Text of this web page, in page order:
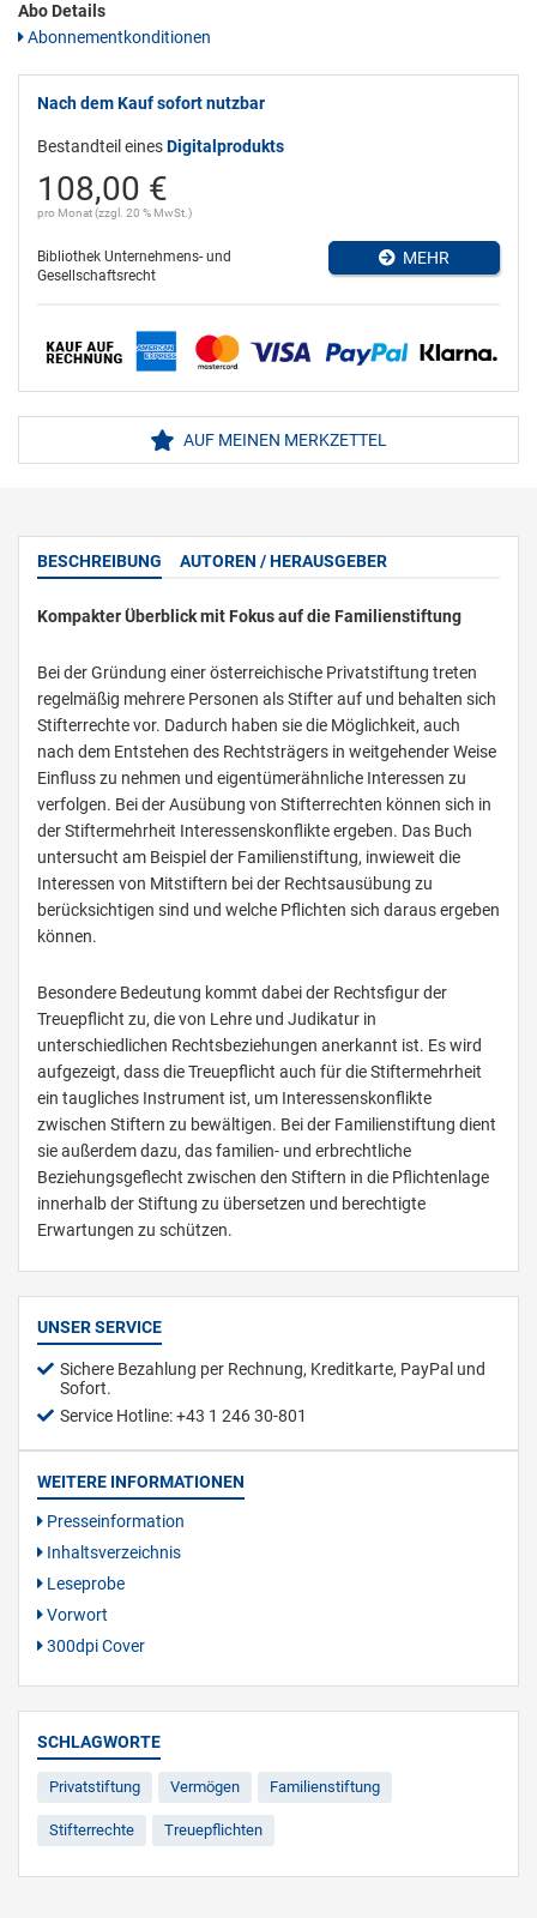
Abo Details
Abonnementkonditionen
Nach dem Kauf sofort nutzbar
Bestandteil einesDigitalprodukts
108,00 €
pro Monat (zzgl. 20 % MwSt.)
Bibliothek Unternehmens- und
Gesellschaftsrecht
MEHR
AUF MEINEN MERKZETTEL
BESCHREIBUNG AUTOREN / HERAUSGEBER
Kompakter Überblick mit Fokus auf die Familienstiftung
Bei der Gründung einer österreichische Privatstiftung treten
regelmäßig mehrere Personen als Stifter auf und behalten sich
Stifterrechte vor. Dadurch haben sie die Möglichkeit, auch
nach dem Entstehen des Rechtsträgers in weitgehender Weise
Einfluss zu nehmen und eigentümerähnliche Interessen zu
verfolgen. Bei der Ausübung von Stifterrechten können sich in
der Stiftermehrheit Interessenskonflikte ergeben. Das Buch
untersucht am Beispiel der Familienstiftung, inwieweit die
Interessen von Mitstiftern bei der Rechtsausübung zu
berücksichtigen sind und welche Pflichten sich daraus ergeben
können.
Besondere Bedeutung kommt dabei der Rechtsfigur der
Treuepflicht zu, die von Lehre und Judikatur in
unterschiedlichen Rechtsbeziehungen anerkannt ist. Es wird
aufgezeigt, dass die Treuepflicht auch für die Stiftermehrheit
ein taugliches Instrument ist, um Interessenskonflikte
zwischen Stiftern zu bewältigen. Bei der Familienstiftung dient
sie außerdem dazu, das familien- und erbrechtliche
Beziehungsgeflecht zwischen den Stiftern in die Pflichtenlage
innerhalb der Stiftung zu übersetzen und berechtigte
Erwartungen zu schützen.
UNSER SERVICE
Sichere Bezahlung per Rechnung, Kreditkarte, PayPal und
Sofort.
Service Hotline: +43 1 246 30-801
WEITERE INFORMATIONEN
Presseinformation
Inhaltsverzeichnis
Leseprobe
Vorwort
300dpi Cover
SCHLAGWORTE
Privatstiftung Vermögen Familienstiftung
Stifterrechte Treuepflichten